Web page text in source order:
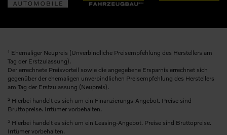
1 Ehemaliger Neupreis (Unverbindliche Preisempfehlung des Herstellers am
Tag der Erstzulassung).
Der errechnete Preisvorteil sowie die angegebene Ersparnis errechnet sich
gegenüber der ehemaligen unverbindlichen Preisempfehlung des Herstellers
am Tag der Erstzulassung (Neupreis).
2 Hierbei handelt es sich um ein Finanzierungs-Angebot. Preise sind
Bruttopreise. Irrtümer vorbehalten.
3 Hierbei handelt es sich um ein Leasing-Angebot. Preise sind Bruttopreise.
Irrtümer vorbehalten.